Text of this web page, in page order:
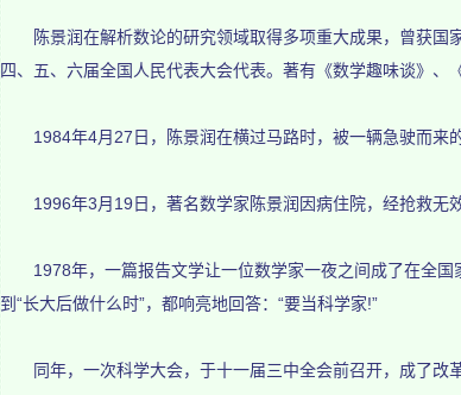
陈景润在解析数论的研究领域取得多项重大成果，曾获国
四、五、六届全国人民代表大会代表。著有《数学趣味谈》、
1984年4月27日，陈景润在横过马路时，被一辆急驶而来的
1996年3月19日，著名数学家陈景润因病住院，经抢救无效
1978年，一篇报告文学让一位数学家一夜之间成了在全国
到“长大后做什么时”，都响亮地回答：“要当科学家!”
同年，一次科学大会，于十一届三中全会前召开，成了改革